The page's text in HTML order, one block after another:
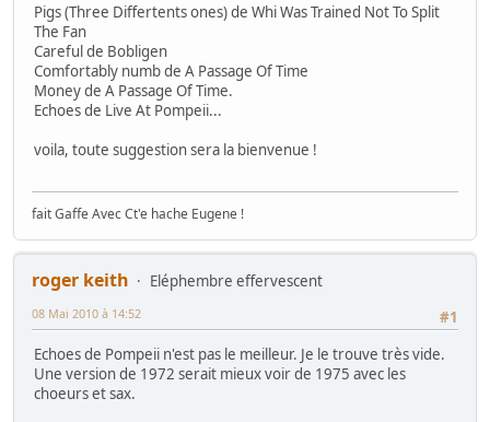
Pigs (Three Differtents ones) de Whi Was Trained Not To Split
The Fan
Careful de Bobligen
Comfortably numb de A Passage Of Time
Money de A Passage Of Time.
Echoes de Live At Pompeii...
voila, toute suggestion sera la bienvenue !
fait Gaffe Avec Ct'e hache Eugene !
roger keith
Eléphembre effervescent
#1
08 Mai 2010 à 14:52
Echoes de Pompeii n'est pas le meilleur. Je le trouve très vide.
Une version de 1972 serait mieux voir de 1975 avec les
choeurs et sax.